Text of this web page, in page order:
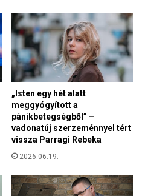
„Isten egy hét alatt
meggyógyított a
pánikbetegségből” –
vadonatúj szerzeménnyel tért
vissza Parragi Rebeka
2026.06.19.